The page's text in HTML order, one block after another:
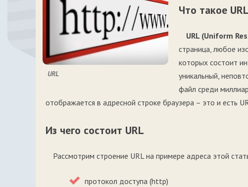
URL
Что такое URL
URL (Uniform
страница, любое
которых состоит
уникальный,
файл среди
отображается в адресной строке браузера – это и есть
Из чего состоит URL
Рассмотрим строение URL на примере адреса этой
протокол доступа (http)